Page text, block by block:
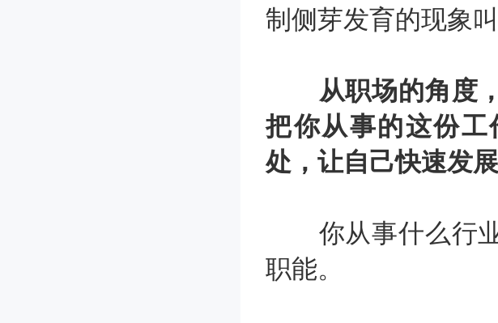
制侧芽发育的现象
从职场的角度
把你从事的这份
处，让自己快速发展
你从事什么行业
职能。